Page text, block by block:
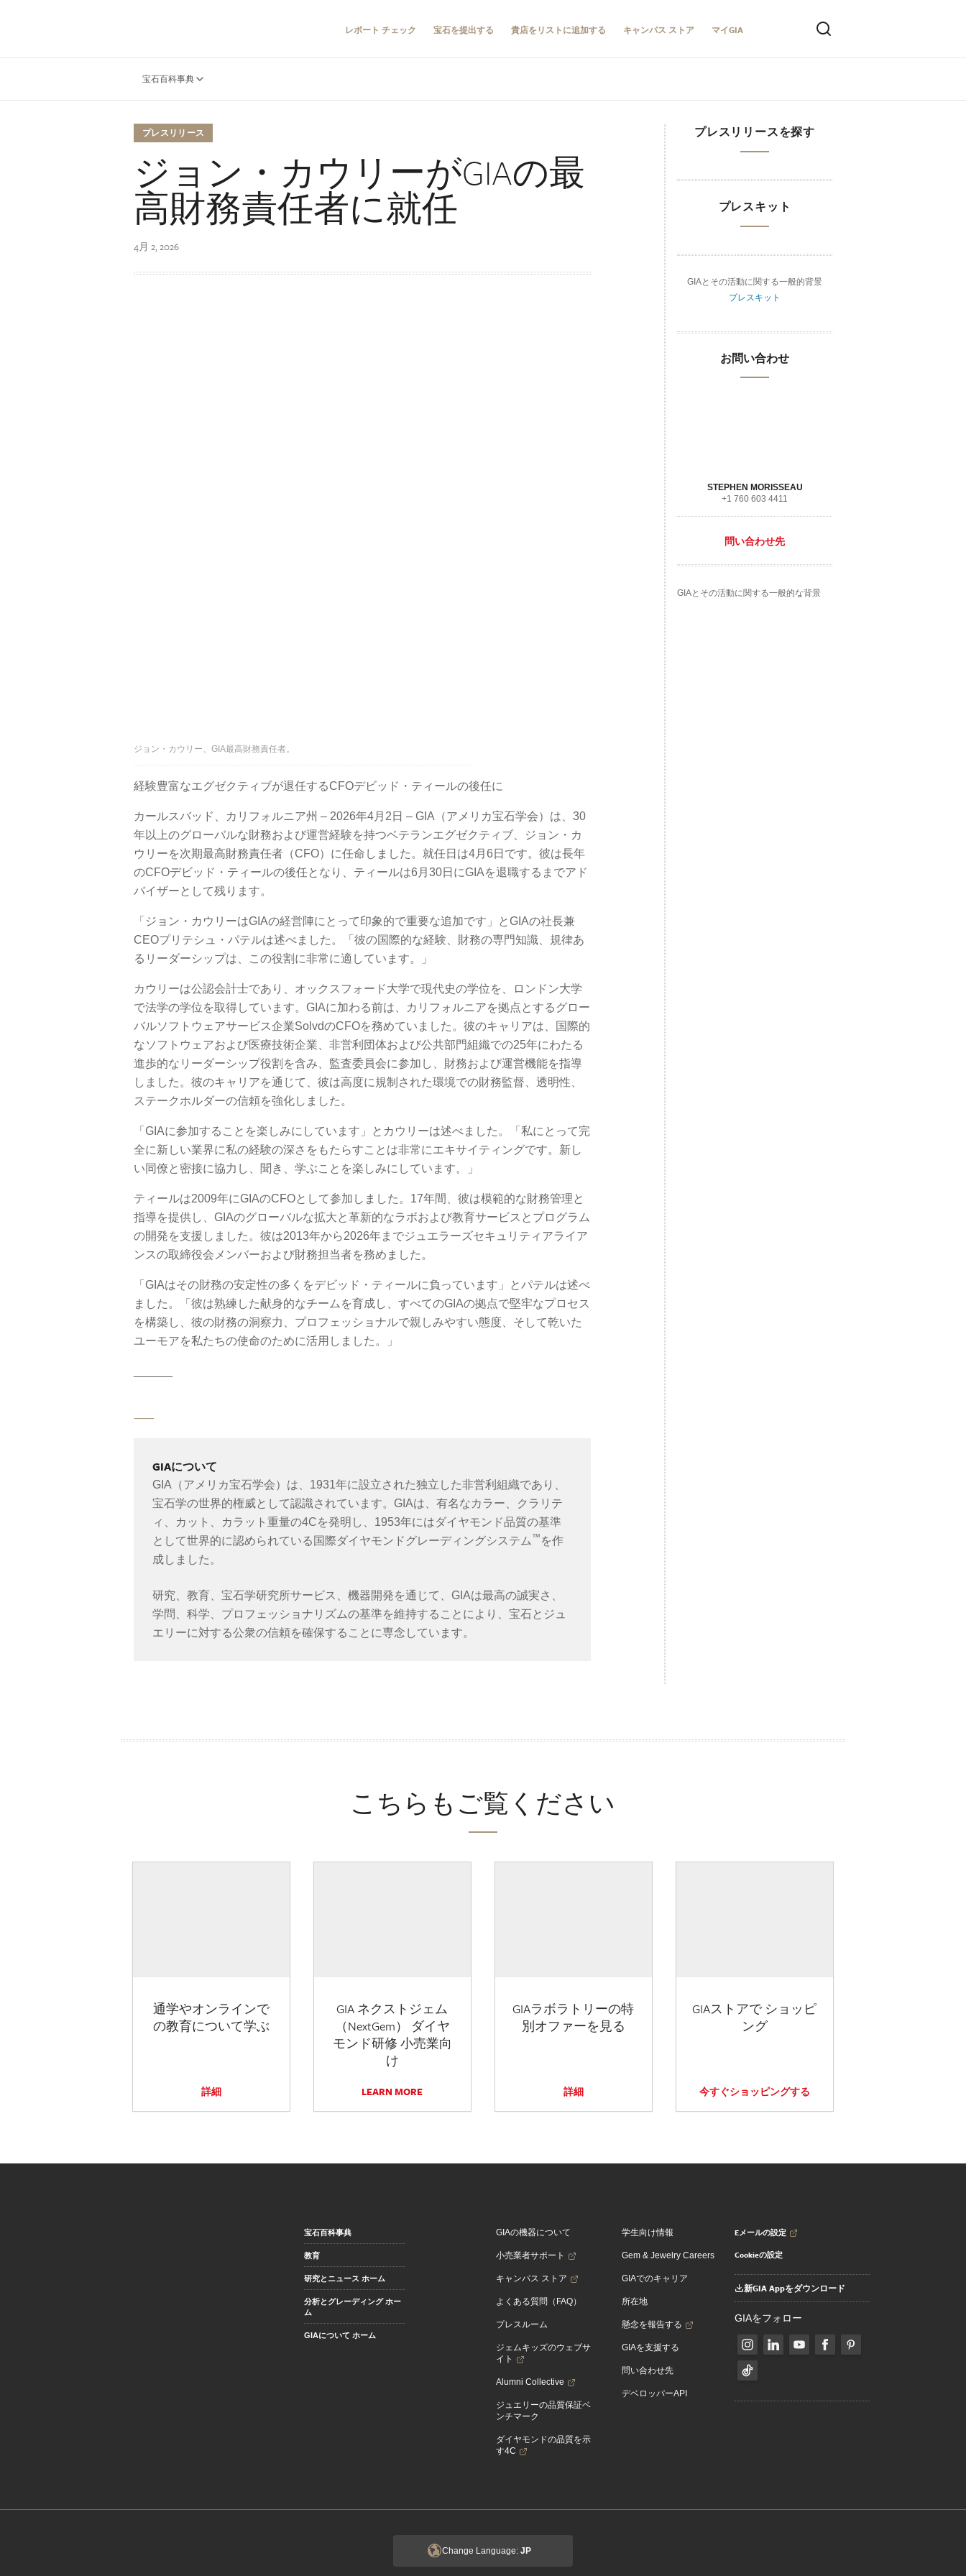
レポート チェック 宝石を提出する 貴店をリストに追加する キャンパス ストア マイGIA
宝石百科事典
プレスリリース
ジョン・カウリーがGIAの最
高財務責任者に就任
4月 2, 2026
ジョン・カウリー、GIA最高財務責任者。
経験豊富なエグゼクティブが退任するCFOデビッド・ティールの後任に
カールスバッド、カリフォルニア州 – 2026年4月2日 – GIA（アメリカ宝石学会）は、30
年以上のグローバルな財務および運営経験を持つベテランエグゼクティブ、ジョン・カ
ウリーを次期最高財務責任者（CFO）に任命しました。就任日は4月6日です。彼は長年
のCFOデビッド・ティールの後任となり、ティールは6月30日にGIAを退職するまでアド
バイザーとして残ります。
「ジョン・カウリーはGIAの経営陣にとって印象的で重要な追加です」とGIAの社長兼
CEOプリテシュ・パテルは述べました。「彼の国際的な経験、財務の専門知識、規律あ
るリーダーシップは、この役割に非常に適しています。」
カウリーは公認会計士であり、オックスフォード大学で現代史の学位を、ロンドン大学
で法学の学位を取得しています。GIAに加わる前は、カリフォルニアを拠点とするグロー
バルソフトウェアサービス企業SolvdのCFOを務めていました。彼のキャリアは、国際的
なソフトウェアおよび医療技術企業、非営利団体および公共部門組織での25年にわたる
進歩的なリーダーシップ役割を含み、監査委員会に参加し、財務および運営機能を指導
しました。彼のキャリアを通じて、彼は高度に規制された環境での財務監督、透明性、
ステークホルダーの信頼を強化しました。
「GIAに参加することを楽しみにしています」とカウリーは述べました。「私にとって完
全に新しい業界に私の経験の深さをもたらすことは非常にエキサイティングです。新し
い同僚と密接に協力し、聞き、学ぶことを楽しみにしています。」
ティールは2009年にGIAのCFOとして参加しました。17年間、彼は模範的な財務管理と
指導を提供し、GIAのグローバルな拡大と革新的なラボおよび教育サービスとプログラム
の開発を支援しました。彼は2013年から2026年までジュエラーズセキュリティアライア
ンスの取締役会メンバーおよび財務担当者を務めました。
「GIAはその財務の安定性の多くをデビッド・ティールに負っています」とパテルは述べ
ました。「彼は熟練した献身的なチームを育成し、すべてのGIAの拠点で堅牢なプロセス
を構築し、彼の財務の洞察力、プロフェッショナルで親しみやすい態度、そして乾いた
ユーモアを私たちの使命のために活用しました。」
⸺
GIAについて
GIA（アメリカ宝石学会）は、1931年に設立された独立した非営利組織であり、
宝石学の世界的権威として認識されています。GIAは、有名なカラー、クラリテ
ィ、カット、カラット重量の4Cを発明し、1953年にはダイヤモンド品質の基準
として世界的に認められている国際ダイヤモンドグレーディングシステム ™ を作
成しました。
研究、教育、宝石学研究所サービス、機器開発を通じて、GIAは最高の誠実さ、
学問、科学、プロフェッショナリズムの基準を維持することにより、宝石とジュ
エリーに対する公衆の信頼を確保することに専念しています。
プレスリリースを探す
プレスキット
GIAとその活動に関する一般的背景
プレスキット
お問い合わせ
STEPHEN MORISSEAU
+1 760 603 4411
問い合わせ先
GIAとその活動に関する一般的な背景
こちらもご覧ください
通学やオンラインで
の教育について学ぶ
詳細
GIA ネクストジェム
（NextGem） ダイヤ
モンド研修 小売業向
け
LEARN MORE
GIAラボラトリーの特
別オファーを見る
詳細
GIAストアで ショッピ
ング
今すぐショッピングする
宝石百科事典
教育
研究とニュース ホーム
分析とグレーディング ホー
ム
GIAについて ホーム
GIAの機器について
小売業者サポート
キャンパス ストア
よくある質問（FAQ）
プレスルーム
ジェムキッズのウェブサ
イト
Alumni Collective
ジュエリーの品質保証ベ
ンチマーク
ダイヤモンドの品質を示
す4C
学生向け情報
Gem & Jewelry Careers
GIAでのキャリア
所在地
懸念を報告する
GIAを支援する
問い合わせ先
デベロッパーAPI
Eメールの設定
Cookieの設定
新GIA Appをダウンロード
GIAをフォロー
Change Language: JP